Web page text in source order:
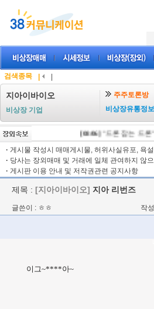
검색종목
지아이바이오
비상장 기업
주주토론방
비상장유통정보
[08/06]"드론 잡는 드론"
· 게시물 작성시 매매게시물, 허위사실유포, 욕
· 당사는 장외매매 및 거래에 일체 관여하지 않
· 게시판 이용 안내 및 저작권관련 공지사항
제목 : [지아이바이오] 지아 리번즈
글쓴이 : ㅎㅎ 작
이그~****아~